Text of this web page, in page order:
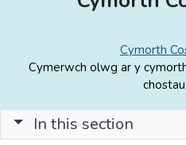
Cymorth
Cymerwch olwg ar y
In this section